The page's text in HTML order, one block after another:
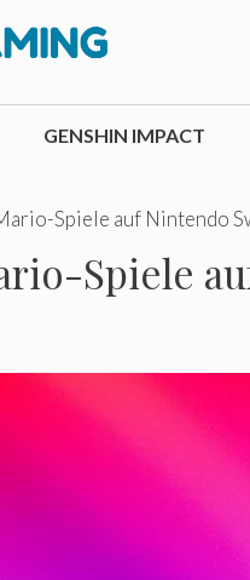
GENSHIN IMPACT
Spiele auf Nintendo
Spiele